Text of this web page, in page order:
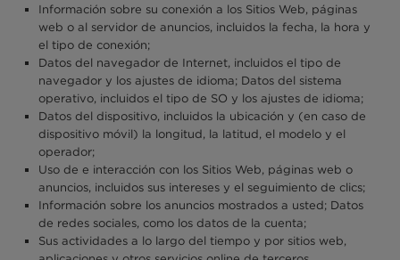
Información sobre su conexión a los Sitios Web, páginas
web o al servidor de anuncios, incluidos la fecha, la hora y
el tipo de conexión;
Datos del navegador de Internet, incluidos el tipo de
navegador y los ajustes de idioma; Datos del sistema
operativo, incluidos el tipo de SO y los ajustes de idioma;
Datos del dispositivo, incluidos la ubicación y (en caso de
dispositivo móvil) la longitud, la latitud, el modelo y el
operador;
Uso de e interacción con los Sitios Web, páginas web o
anuncios, incluidos sus intereses y el seguimiento de clics;
Información sobre los anuncios mostrados a usted; Datos
de redes sociales, como los datos de la cuenta;
Sus actividades a lo largo del tiempo y por sitios web,